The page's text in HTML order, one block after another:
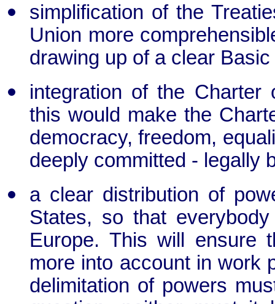
simplification of the
Union more
drawing up of a clear Basic
integration of the Charter
this would make the
democracy, freedom,
deeply committed - legally
a clear distribution of
States, so that
Europe. This will ensure
more into account in work
delimitation of powers